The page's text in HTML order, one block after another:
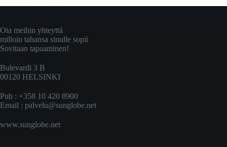
Ota meihin yhteyttä
milloin tahansa sinulle sopii
Sovitaan tapaaminen!
Bulevardi 3 B
00120 HELSINKI
Puh : +358 10 420 8900
Email : palvelu@sunglobe.net
www.sunglobe.net